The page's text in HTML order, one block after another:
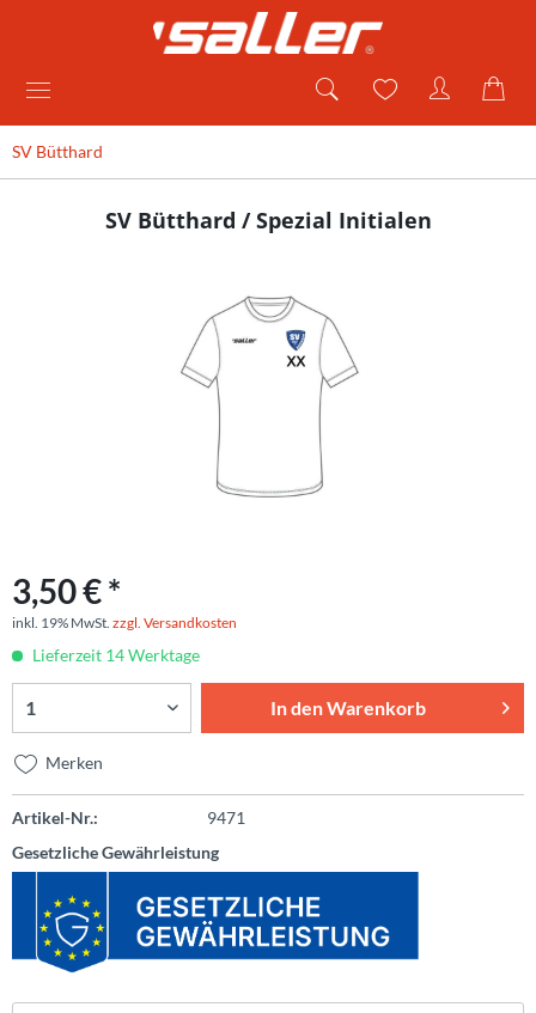
SV Bütthard
SV Bütthard / Spezial Initialen
3,50 € *
inkl. 19% MwSt. zzgl. Versandkosten
Lieferzeit 14 Werktage
In denWarenkorb
Merken
Artikel-Nr.:
9471
Gesetzliche Gewährleistung